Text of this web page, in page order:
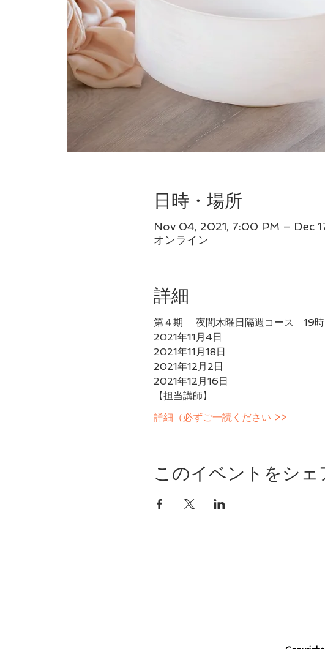
日時・場所
Nov 04, 2021, 7:00 PM – Dec
オンライン
詳細
第４期 　夜間木曜日隔週コース　19時
2021年11月4日
2021年11月18日
2021年12月2日
2021年12月16日
【担当講師】
詳細（必ずご一読ください >>
このイベントをシェ